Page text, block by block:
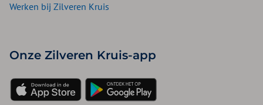
Werken bij Zilveren Kruis
Onze Zilveren Kruis-app